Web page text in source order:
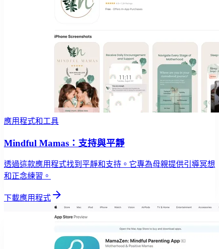
應用程式和工具
Mindful Mamas：支持與平靜
透過這款應用程式找到平靜和支持。它專為母親提供引導冥想
和正念練習。
下載應用程式